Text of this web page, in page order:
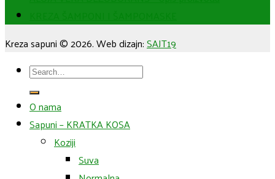
Kreza sapuni © 2026. Web dizajn:SAJT19
Search
for:
O nama
Sapuni – KRATKA KOSA
Koziji
Suva